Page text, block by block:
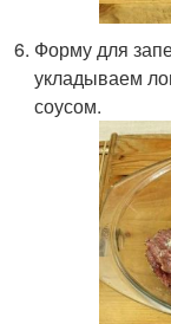
Форму для
укладываем
соусом.